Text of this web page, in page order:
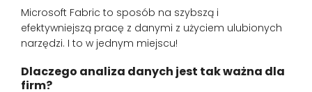
Microsoft Fabric to sposób na szybszą i
efektywniejszą pracę z danymi z użyciem ulubionych
narzędzi. I to w jednym miejscu!
Dlaczego analiza danych jest tak ważna dla
firm?